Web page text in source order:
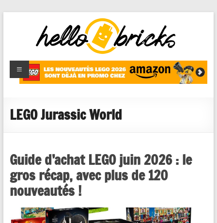
HelloBricks
Blog LEGO,
nouveaut�s
reviews
LEGO Jurassic World
Guide d’achat LEGO juin 2026 : le
gros récap, avec plus de 120
nouveautés !